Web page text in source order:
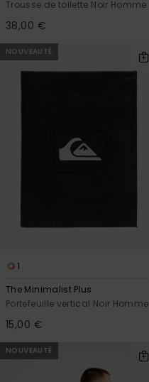
Trousse de toilette Noir Homme
38,00 €
NOUVEAUTÉ
1
The Minimalist Plus
Portefeuille vertical Noir Homme
15,00 €
NOUVEAUTÉ